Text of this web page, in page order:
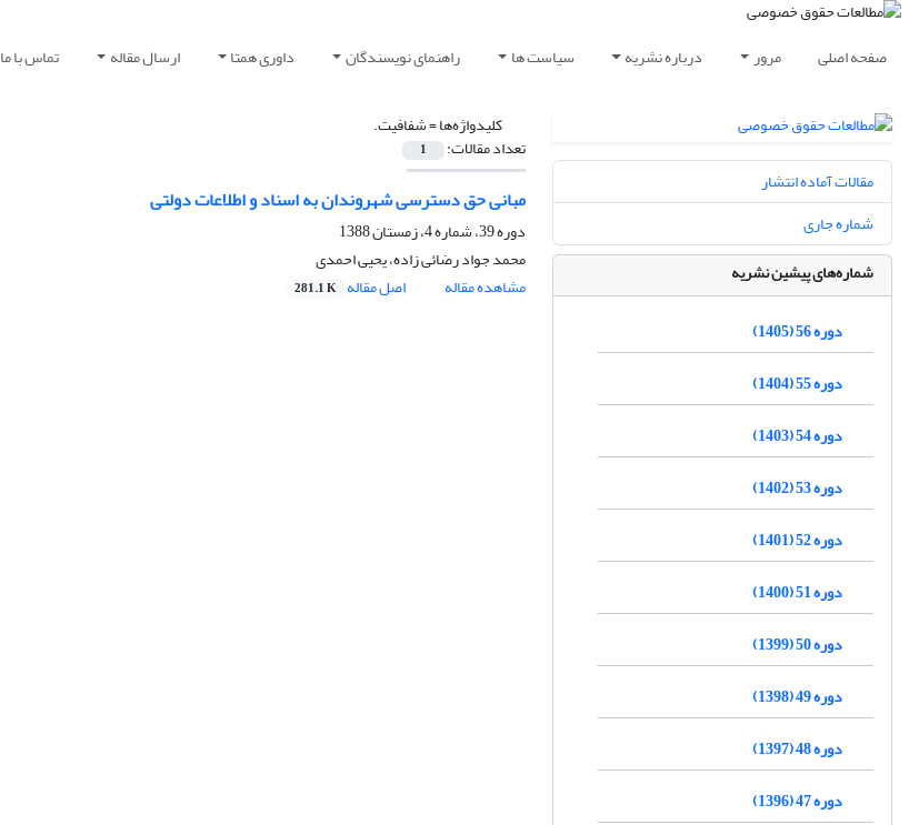
صفحه اصلی مرور درباره نشریه سیاست ها راهنمای نویسندگان داوری همتا ارسال مقاله تماس با ما
کلیدواژه‌ها =شفافیت.
تعداد مقالات: 1
مبانی حق دسترسی شهروندان به اسناد و اطلاعات دولتی
دوره 39، شماره 4، زمستان 1388
محمد جواد رضائی زاده، یحیی احمدی
مشاهده مقاله
اصل مقاله 281.1 K
مقالات آماده انتشار
شماره جاری
شماره‌های پیشین نشریه
دوره 56 (1405)
دوره 55 (1404)
دوره 54 (1403)
دوره 53 (1402)
دوره 52 (1401)
دوره 51 (1400)
دوره 50 (1399)
دوره 49 (1398)
دوره 48 (1397)
دوره 47 (1396)